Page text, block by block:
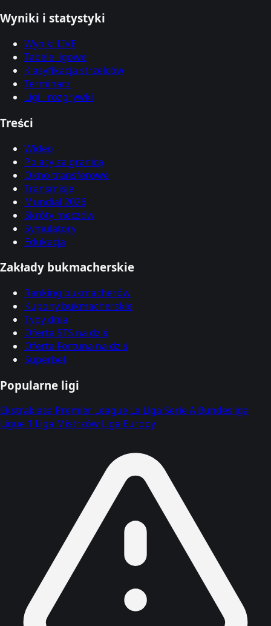
Wyniki i statystyki
Wyniki LIVE
Tabele ligowe
Klasyfikacja strzelców
Terminarz
Ligi i rozgrywki
Treści
Wideo
Polacy za granicą
Okno transferowe
Transmisje
Mundial 2026
Skróty meczów
Symulatory
Edukacja
Zakłady bukmacherskie
Ranking bukmacherów
Kupony bukmacherskie
Typy dnia
Oferta STS na dziś
Oferta Fortuna na dziś
Superbet
Popularne ligi
Ekstraklasa Premier League La Liga Serie A Bundesliga
Ligue 1 Liga Mistrzów Liga Europy